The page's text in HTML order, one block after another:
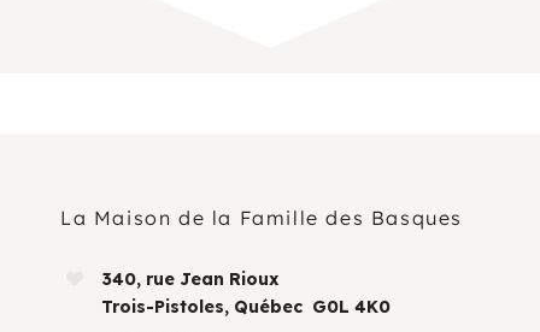
La Maison de la Famille des Basques
340, rue Jean Rioux
Trois-Pistoles, Québec G0L 4K0